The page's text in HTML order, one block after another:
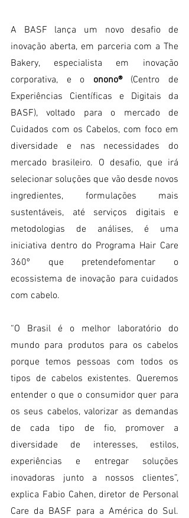
A BASF lança um novo desafio de
inovação aberta, em parceria com a The
Bakery, especialista em inovação
corporativa, e o onono® (Centro de
Experiências Científicas e Digitais da
BASF), voltado para o mercado de
Cuidados com os Cabelos, com foco em
diversidade e nas necessidades do
mercado brasileiro. O desafio, que irá
selecionar soluções que vão desde novos
ingredientes, formulações mais
sustentáveis, até serviços digitais e
metodologias de análises, é uma
iniciativa dentro do Programa Hair Care
360º que pretendefomentar o
ecossistema de inovação para cuidados
com cabelo.
“O Brasil é o melhor laboratório do
mundo para produtos para os cabelos
porque temos pessoas com todos os
tipos de cabelos existentes. Queremos
entender o que o consumidor quer para
os seus cabelos, valorizar as demandas
de cada tipo de fio, promover a
diversidade de interesses, estilos,
experiências e entregar soluções
inovadoras junto a nossos clientes”,
explica Fabio Cahen, diretor de Personal
Care da BASF para a América do Sul.